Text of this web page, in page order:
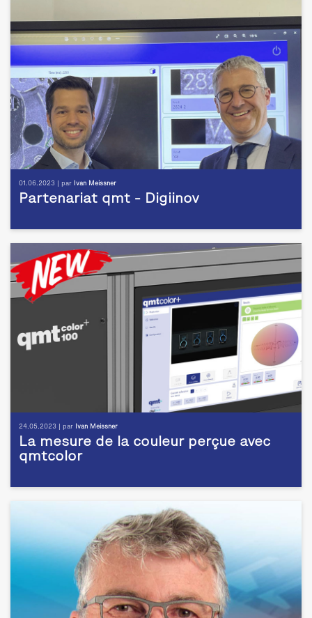
01.06.2023 | par Ivan Meissner
Partenariat qmt - Digiinov
24.05.2023 | par Ivan Meissner
La mesure de la couleur perçue avec
qmtcolor